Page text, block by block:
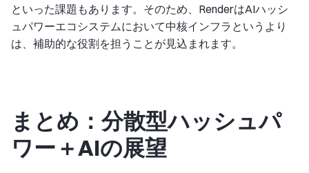
といった課題もあります。そのため、RenderはAIハッシ
ュパワーエコシステムにおいて中核インフラというより
は、補助的な役割を担うことが見込まれます。
まとめ：分散型ハッシュパ
ワー＋AIの展望